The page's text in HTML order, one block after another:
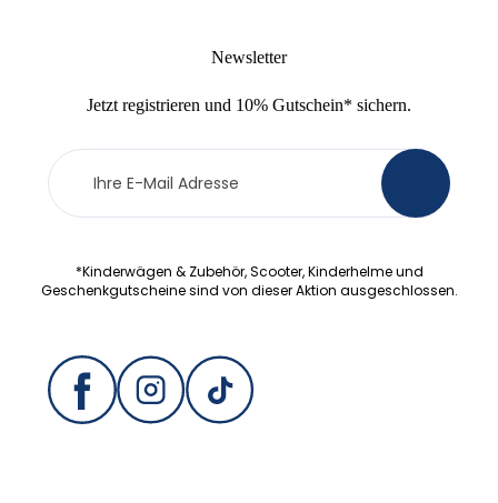
Newsletter
Jetzt registrieren und 10% Gutschein* sichern.
Newsletter
Anmeldung
*Kinderwägen & Zubehör, Scooter, Kinderhelme und
Geschenkgutscheine sind von dieser Aktion ausgeschlossen.